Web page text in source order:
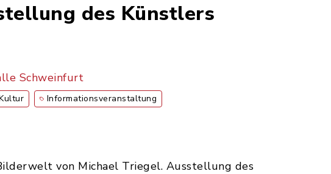
des Künstlers
Schweinfurt
Informationsveranstaltung
von Michael Triegel. Ausstellung des